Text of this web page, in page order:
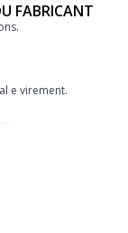
FABRICANT
e virement.